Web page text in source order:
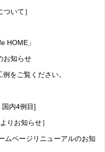
いて］
HOME」
お知らせ
をご覧ください。
内4例目]
りお知らせ］
ムページリニューアルのお知